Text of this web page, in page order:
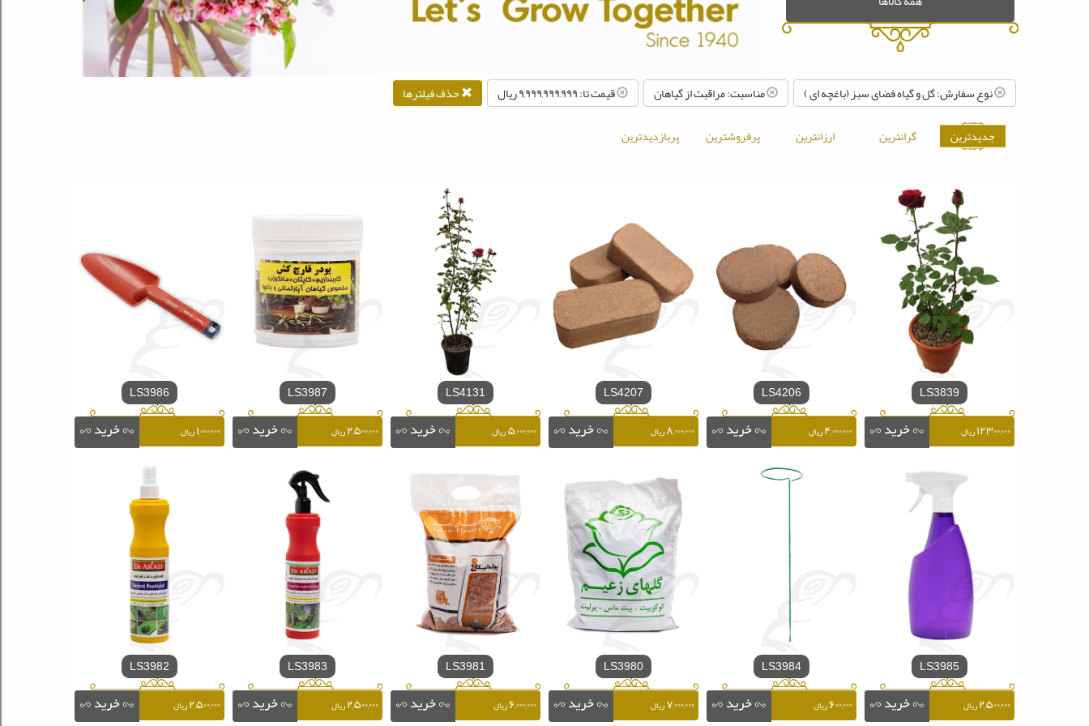
نوع سفارش: گل و گیاه فضای سبز (باغچه ای ) مناسبت: مراقبت از گیاهان قیمت تا: ۹,۹۹۹,۹۹۹,۹۹۹ ريال
حذف فیلترها
جدیدترین
گرانترین ارزانترین پرفروشترین پربازدیدترین
LS3839
۱۲,۳۰۰,۰۰۰ریال
LS4206
۴,۰۰۰,۰۰۰ریال
LS4207
۸,۰۰۰,۰۰۰ریال
LS4131
۵,۰۰۰,۰۰۰ریال
LS3987
۲,۵۰۰,۰۰۰ریال
LS3986
۱,۰۰۰,۰۰۰ریال
LS3985
۲,۵۰۰,۰۰۰ریال
LS3984
۶۰۰,۰۰۰ریال
LS3980
۷,۰۰۰,۰۰۰ریال
LS3981
۶,۰۰۰,۰۰۰ریال
LS3983
۲,۵۰۰,۰۰۰ریال
LS3982
۲,۵۰۰,۰۰۰ریال